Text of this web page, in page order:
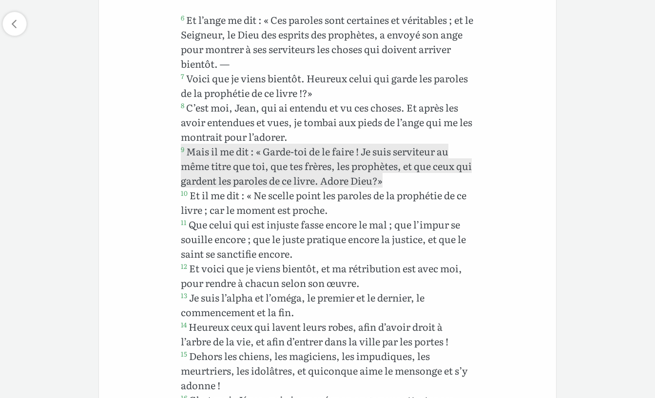
6 Et l’ange me dit : « Ces paroles sont certaines et véritables ; et le
Seigneur, le Dieu des esprits des prophètes, a envoyé son ange
pour montrer à ses serviteurs les choses qui doivent arriver
bientôt. —
7 Voici que je viens bientôt. Heureux celui qui garde les paroles
de la prophétie de ce livre !?»
8 C’est moi, Jean, qui ai entendu et vu ces choses. Et après les
avoir entendues et vues, je tombai aux pieds de l’ange qui me les
montrait pour l’adorer.
9 Mais il me dit : « Garde-toi de le faire ! Je suis serviteur au
même titre que toi, que tes frères, les prophètes, et que ceux qui
gardent les paroles de ce livre. Adore Dieu?»
10 Et il me dit : « Ne scelle point les paroles de la prophétie de ce
livre ; car le moment est proche.
11 Que celui qui est injuste fasse encore le mal ; que l’impur se
souille encore ; que le juste pratique encore la justice, et que le
saint se sanctifie encore.
12 Et voici que je viens bientôt, et ma rétribution est avec moi,
pour rendre à chacun selon son œuvre.
13 Je suis l’alpha et l’oméga, le premier et le dernier, le
commencement et la fin.
14 Heureux ceux qui lavent leurs robes, afin d’avoir droit à
l’arbre de la vie, et afin d’entrer dans la ville par les portes !
15 Dehors les chiens, les magiciens, les impudiques, les
meurtriers, les idolâtres, et quiconque aime le mensonge et s’y
adonne !